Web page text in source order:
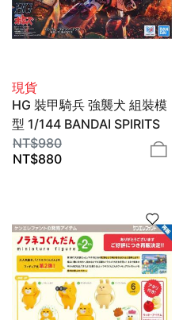
現貨
HG 裝甲騎兵 強襲犬 組裝模
型 1/144 BANDAI SPIRITS
NT$980
NT$880